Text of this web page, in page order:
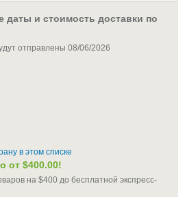
даты и стоимость доставки по
отправлены 08/06/2026
в этом списке
от $400.00!
на $400 до бесплатной экспресс-